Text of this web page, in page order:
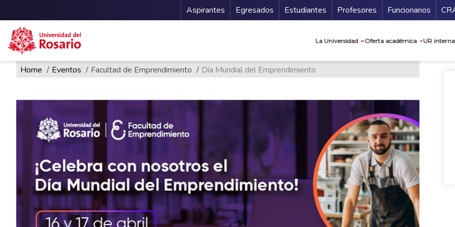
Pasar al contenido principal
Menu Secundario
Aspirantes Egresados Estudiantes Profesores Funcionarios
La Universidad Oferta académica UR
Ruta de navegación
Home Eventos Facultad de Emprendimiento Día Mundial del Emprendimiento